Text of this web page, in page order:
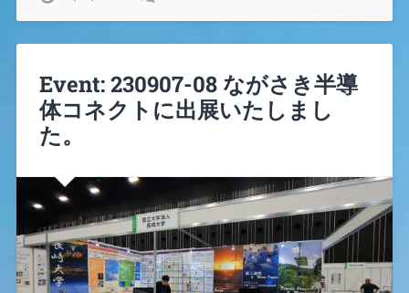
Event: 230907-08 ながさき半導
体コネクトに出展いたしまし
た。